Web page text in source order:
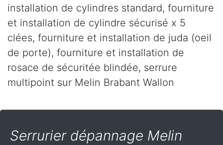
installation de cylindres standard, fourniture
et installation de cylindre sécurisé x 5
clées, fourniture et installation de juda (oeil
de porte), fourniture et installation de
rosace de sécuritée blindée, serrure
multipoint sur Melin Brabant Wallon
Serrurier dépannage Melin